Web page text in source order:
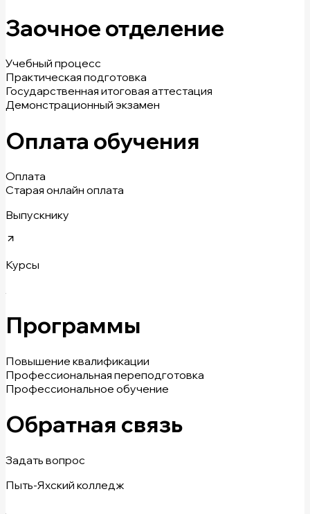
Заочное отделение
Учебный процесс
Практическая подготовка
Государственная итоговая аттестация
Демонстрационный экзамен
Оплата обучения
Оплата
Старая онлайн оплата
Выпускнику
Курсы
Программы
Повышение квалификации
Профессиональная переподготовка
Профессиональное обучение
Обратная связь
Задать вопрос
Пыть-Яхский колледж